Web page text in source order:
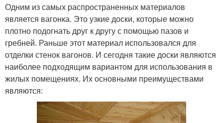
Одним из самых распространенных материалов
является вагонка. Это узкие доски, которые можно
плотно подогнать друг к другу с помощью пазов и
гребней. Раньше этот материал использовался для
отделки стенок вагонов. И сегодня такие доски являются
наиболее подходящим вариантом для использования в
жилых помещениях. Их основными преимуществами
являются: